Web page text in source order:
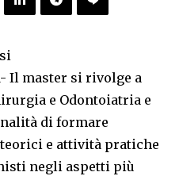
Il master si rivolge a
e Odontoiatria e
di formare
e attività pratiche
negli aspetti più